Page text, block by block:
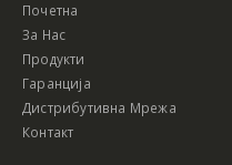
Почетна
За Нас
Продукти
Гаранција
Дистрибутивна Мрежа
Контакт